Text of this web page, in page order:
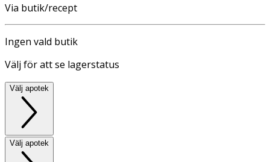
Via butik/recept
Ingen vald butik
Välj för att se lagerstatus
Välj apotek
Välj apotek